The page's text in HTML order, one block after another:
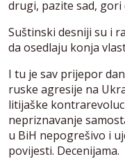
drugi, pazite sad, gori
Suštinski desniji su i
da osedlaju konja
I tu je sav prijepor
ruske agresije na
litijaške
nepriznavanje
u BiH nepogrešivo i
povijesti. Decenijama.